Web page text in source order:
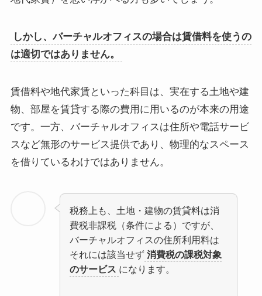
しかし、バーチャルオフィスの場合は賃借料を使うの
は適切ではありません。
賃借料や地代家賃といった科目は、実在する土地や建
物、部屋を賃貸する際の費用に用いるのが本来の用途
です。一方、バーチャルオフィスは住所や電話サービ
スなど無形のサービス提供であり、物理的なスペース
を借りているわけではありません。
税務上も、土地・建物の賃貸料は消
費税非課税（条件による）ですが、
バーチャルオフィスの住所利用料は
それには該当せず 消費税の課税対象
のサービス になります。